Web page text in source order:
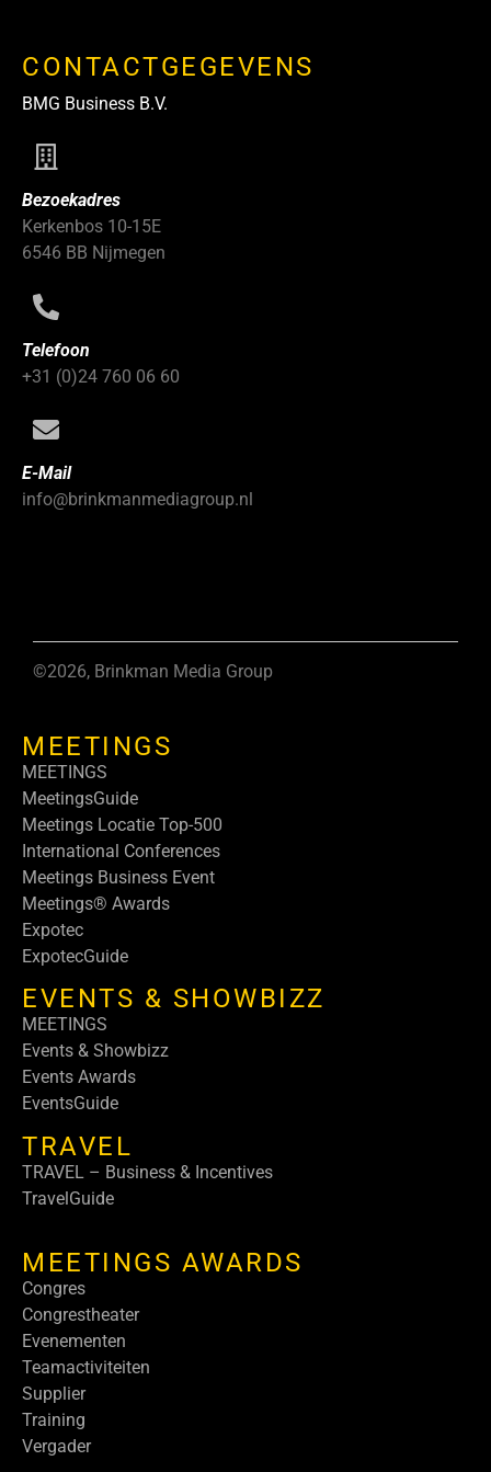
CONTACTGEGEVENS
BMG Business B.V.
Bezoekadres
Kerkenbos 10-15E
6546 BB Nijmegen
Telefoon
+31 (0)24 760 06 60
E-Mail
info@brinkmanmediagroup.nl
©2026, Brinkman Media Group
MEETINGS
MEETINGS
MeetingsGuide
Meetings Locatie Top-500
International Conferences
Meetings Business Event
Meetings® Awards
Expotec
ExpotecGuide
EVENTS & SHOWBIZZ
MEETINGS
Events & Showbizz
Events Awards
EventsGuide
TRAVEL
TRAVEL – Business & Incentives
TravelGuide
MEETINGS AWARDS
Congres
Congrestheater
Evenementen
Teamactiviteiten
Supplier
Training
Vergader